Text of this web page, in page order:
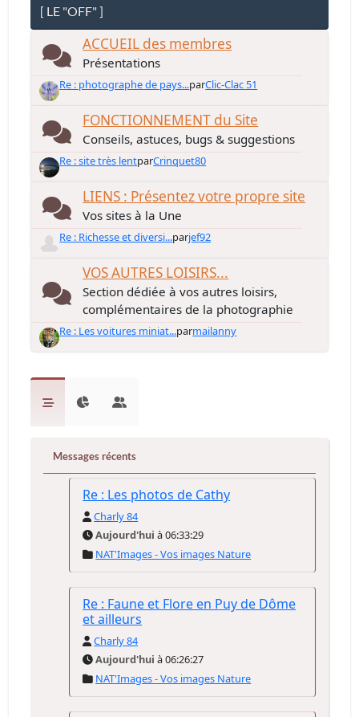
[ LE "OFF" ]
ACCUEIL des membres
Présentations
Re : photographe de pays...parClic-Clac 51
FONCTIONNEMENT du Site
Conseils, astuces, bugs & suggestions
Re : site très lentparCrinquet80
LIENS : Présentez votre propre site
Vos sites à la Une
Re : Richesse et diversi...parjef92
VOS AUTRES LOISIRS...
Section dédiée à vos autres loisirs,
complémentaires de la photographie
Re : Les voitures miniat...parmailanny
Messages récents
Re : Les photos de Cathy
Charly 84
Aujourd'hui à 06:33:29
NAT'Images - Vos images Nature
Re : Faune et Flore en Puy de Dôme
et ailleurs
Charly 84
Aujourd'hui à 06:26:27
NAT'Images - Vos images Nature